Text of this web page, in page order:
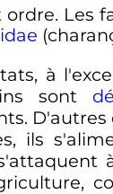
Les
à
sont
D'autres
ils